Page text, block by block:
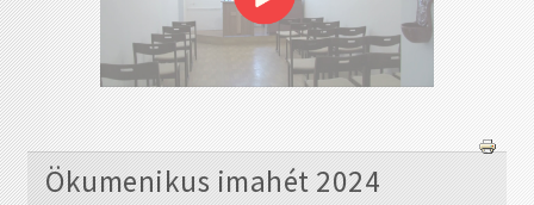
Ökumenikus imahét 2024